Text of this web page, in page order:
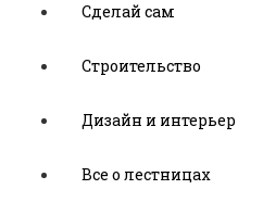
Сделай сам
Строительство
Дизайн и интерьер
Все о лестницах